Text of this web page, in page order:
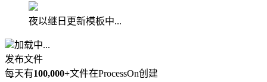
夜以继日更新模板中...
加载中...
发布文件
每天有100,000+文件在ProcessOn创建